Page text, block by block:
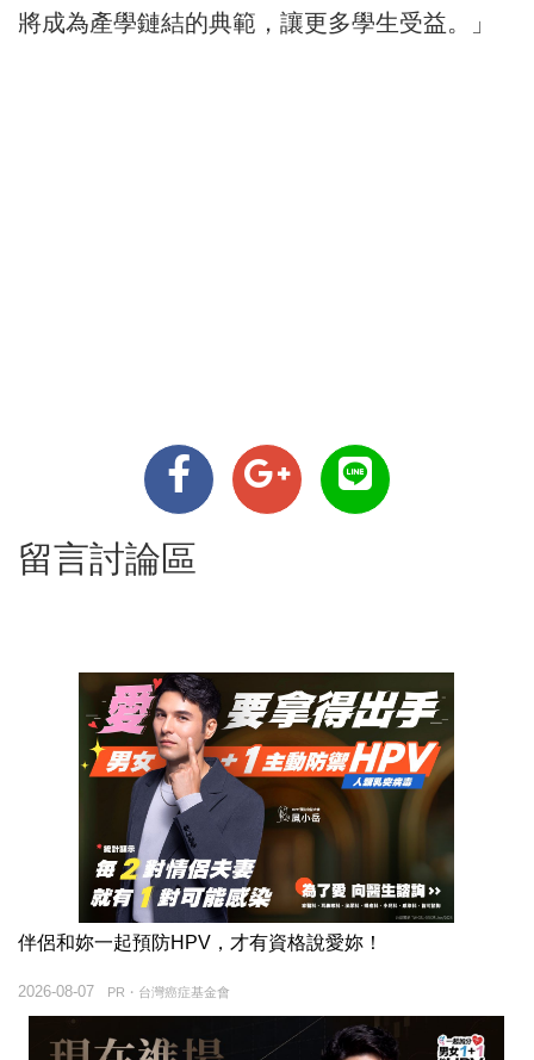
將成為產學鏈結的典範，讓更多學生受益。」
留言討論區
伴侶和妳一起預防HPV，才有資格說愛妳！
PR・台灣癌症基金會
2026-08-07